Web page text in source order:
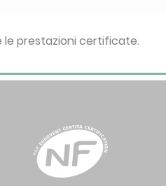
le prestazioni certificate.